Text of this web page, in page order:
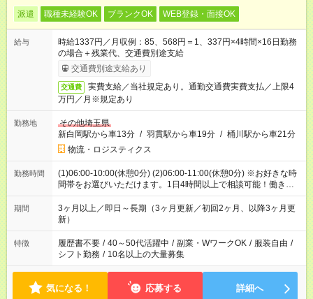
派遣 職種未経験OK ブランクOK WEB登録・面接OK
給与
時給1337円／月収例：85、568円＝1、337円×4時間×16日勤務
の場合＋残業代、交通費別途支給
交通費別途支給あり
交通費
実費支給／当社規定あり。通勤交通費実費支払／上限4
万円／月※規定あり
勤務地
その他埼玉県
新白岡駅から車13分 / 羽貫駅から車19分 / 桶川駅から車21分
物流・ロジスティクス
勤務時間
(1)06:00-10:00(休憩0分) (2)06:00-11:00(休憩0分) ※お好きな時
間帯をお選びいただけます。1日4時間以上で相談可能！働きた
い時間をご相談ください！
期間
3ヶ月以上／即日～長期（3ヶ月更新／初回2ヶ月、以降3ヶ月更
新）
特徴 履歴書不要 / 40～50代活躍中 / 副業・WワークOK / 服装自由 /
シフト勤務 / 10名以上の大量募集
気になる！ 応募する 詳細へ